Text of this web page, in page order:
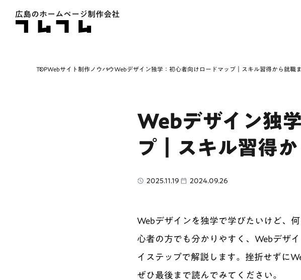
広島のホームページ制作会社
TOPWebサイト制作ノウハウWebデザイン独学：初心者向けロードマップ｜スキル習得から就職
Webデザイン独
プ｜スキル習得
2025.11.19 2024.09.26
Webデザインを独学で学びたいけど、
心者の方でも分かりやすく、Webデザ
イステップで解説します。挫折せずに
ぜひ最後まで読んでみてください。